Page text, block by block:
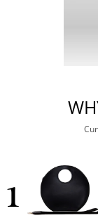
1